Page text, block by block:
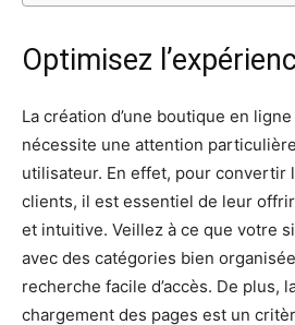
Optimisez
La création d’une boutique en
nécessite une attention
utilisateur. En effet, pour convertir
clients, il est essentiel de leur
et intuitive. Veillez à ce que votre
avec des catégories bien
recherche facile d’accès. De plus,
chargement des pages est un